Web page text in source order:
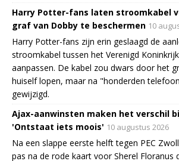
Harry Potter-fans laten stroomkabel
graf van Dobby te beschermen 10
Harry Potter-fans zijn erin geslaagd de
stroomkabel tussen het Verenigd
aanpassen. De kabel zou dwars door het
huiself lopen, maar na "honderden
gewijzigd.
Ajax-aanwinsten maken het verschil
'Ontstaat iets moois' 10 augustus 2026
Na een slappe eerste helft tegen PEC
pas na de rode kaart voor Sherel Floranus